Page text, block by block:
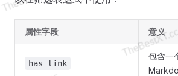
属性字段 意义
has_link
包含一